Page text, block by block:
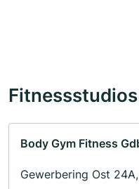
Body Gym Fitness
Gewerbering Ost